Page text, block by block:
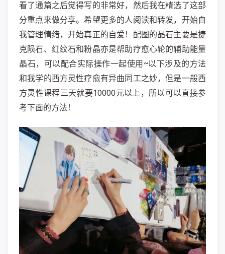
看了通篇之后觉得写的非常好，然后我在精选了这部
分重点来做分享。希望更多的人阅读和转发，开始自
我管理情绪，开始真正的自爱！ 配图的晶石主要是捷
克陨石、红纹石和粉晶亦是帮助疗愈心轮的辅助能量
晶石，可以配合实际操作一起使用~以下涉及的方法
和我学的西方灵性疗愈有异曲同工之妙，但是一般西
方灵性课程三天就要10000元以上，所以可以直接参
考下面的方法 ！